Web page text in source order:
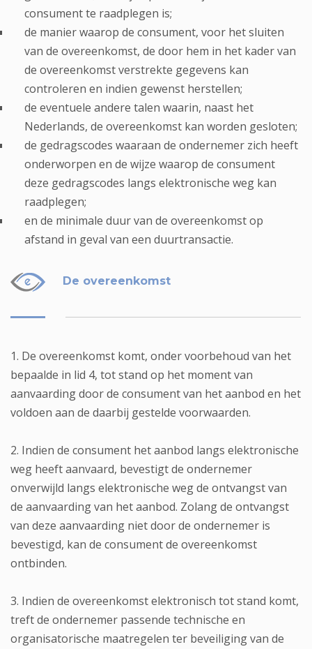
consument te raadplegen is;
de manier waarop de consument, voor het sluiten
van de overeenkomst, de door hem in het kader van
de overeenkomst verstrekte gegevens kan
controleren en indien gewenst herstellen;
de eventuele andere talen waarin, naast het
Nederlands, de overeenkomst kan worden gesloten;
de gedragscodes waaraan de ondernemer zich heeft
onderworpen en de wijze waarop de consument
deze gedragscodes langs elektronische weg kan
raadplegen;
en de minimale duur van de overeenkomst op
afstand in geval van een duurtransactie.
De overeenkomst
1. De overeenkomst komt, onder voorbehoud van het
bepaalde in lid 4, tot stand op het moment van
aanvaarding door de consument van het aanbod en het
voldoen aan de daarbij gestelde voorwaarden.
2. Indien de consument het aanbod langs elektronische
weg heeft aanvaard, bevestigt de ondernemer
onverwijld langs elektronische weg de ontvangst van
de aanvaarding van het aanbod. Zolang de ontvangst
van deze aanvaarding niet door de ondernemer is
bevestigd, kan de consument de overeenkomst
ontbinden.
3. Indien de overeenkomst elektronisch tot stand komt,
treft de ondernemer passende technische en
organisatorische maatregelen ter beveiliging van de